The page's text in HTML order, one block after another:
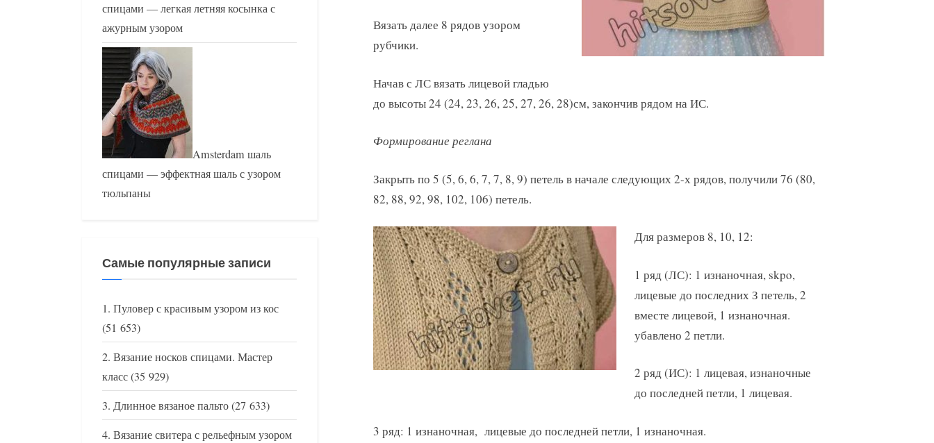
Вязать далее 8 рядов узором
рубчики.
Начав с ЛС вязать лицевой гладью
до высоты 24 (24, 23, 26, 25, 27, 26, 28)см, закончив рядом на ИС.
Формирование реглана
Закрыть по 5 (5, 6, 6, 7, 7, 8, 9) петель в начале следующих 2-х рядов, получили 76 (80,
82, 88, 92, 98, 102, 106) петель.
Для размеров 8, 10, 12:
1 ряд (ЛС): 1 изнаночная, skpo,
лицевые до последних З петель, 2
вместе лицевой, 1 изнаночная.
убавлено 2 петли.
2 ряд (ИС): 1 лицевая, изнаночные
до последней петли, 1 лицевая.
3 ряд: 1 изнаночная, лицевые до последней петли, 1 изнаночная.
спицами — легкая летняя косынка с
ажурным узором
Amsterdam шаль
спицами — эффектная шаль с узором
тюльпаны
Самые популярные записи
Пуловер с красивым узором из кос
(51 653)
Вязание носков спицами. Мастер
класс(35 929)
Длинное вязаное пальто(27 633)
Вязание свитера с рельефным узором